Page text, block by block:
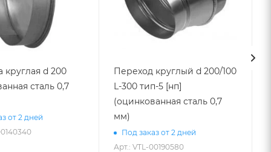
круглая d 200
сталь 0,7
от 2 дней
Переход круглый d 200/100
L-300 тип-5 [нп]
(оцинкованная сталь 0,7
мм)
Под заказ от 2 дней
Арт.: VTL-00190580